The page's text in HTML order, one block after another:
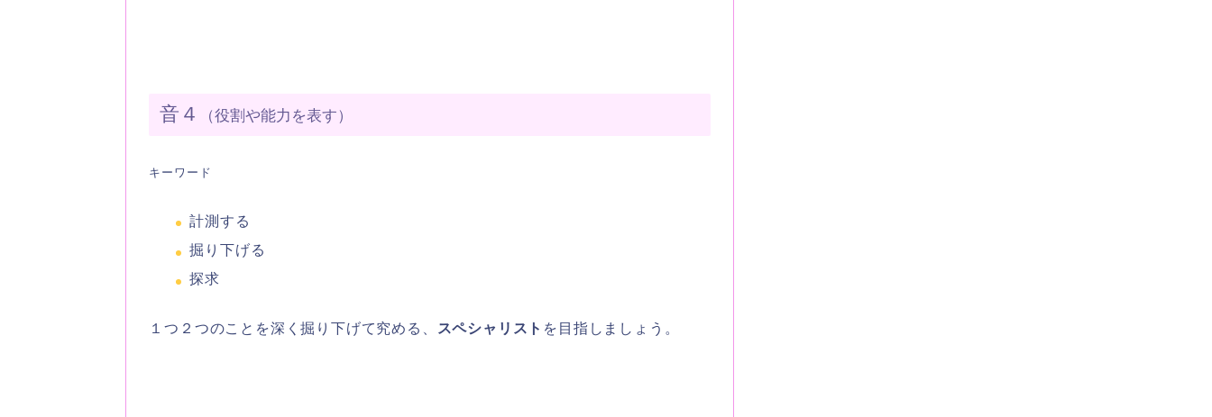
音４ （役割や能力を表す）
キーワード
計測する
掘り下げる
探求
１つ２つのことを深く掘り下げて究める、 スペシャリスト を目指しましょう。